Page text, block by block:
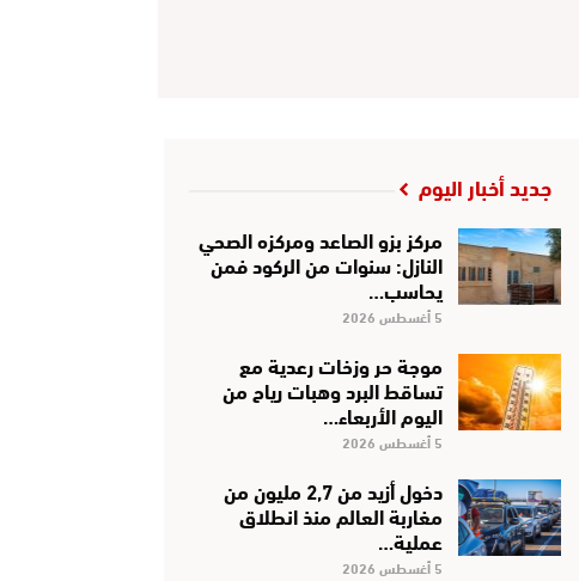
جديد أخبار اليوم
مركز بزو الصاعد ومركزه الصحي
النازل: سنوات من الركود فمن
يحاسب…
5 أغسطس 2026
موجة حر وزخات رعدية مع
تساقط البرد وهبات رياح من
اليوم الأربعاء…
5 أغسطس 2026
دخول أزيد من 2,7 مليون من
مغاربة العالم منذ انطلاق
عملية…
5 أغسطس 2026